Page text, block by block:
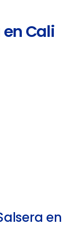
Cali
en